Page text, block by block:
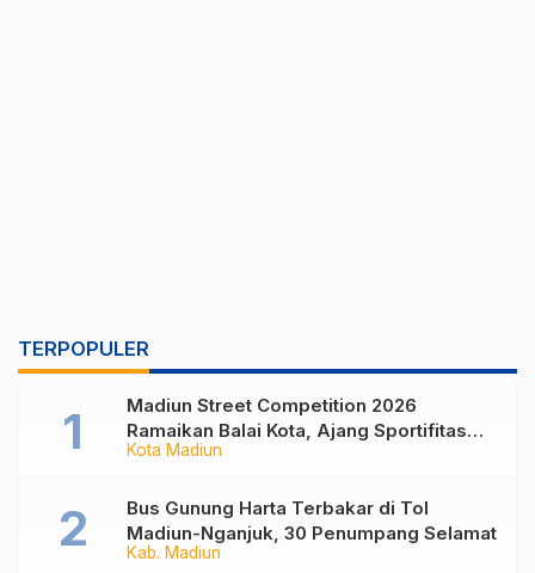
TERPOPULER
Kota Madiun
Madiun Street Competition 2026
Ramaikan Balai Kota, Ajang Sportifitas
Anak Muda dari Basket 3×3 hingga Mural
Kab. Madiun
Bus Gunung Harta Terbakar di Tol
Madiun-Nganjuk, 30 Penumpang Selamat